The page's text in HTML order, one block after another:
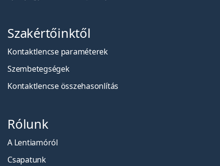
Szakértőinktől
Kontaktlencse paraméterek
Szembetegségek
Kontaktlencse összehasonlítás
Rólunk
A Lentiamóról
Csapatunk